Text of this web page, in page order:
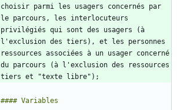
choisir parmi les usagers concernés par
le parcours, les interlocuteurs
privilégiés qui sont des usagers (à
l'exclusion des tiers), et les personnes
ressources associées à un usager concerné
du parcours (à l'exclusion des ressources